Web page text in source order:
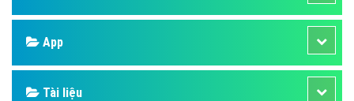
App
Tài liệu